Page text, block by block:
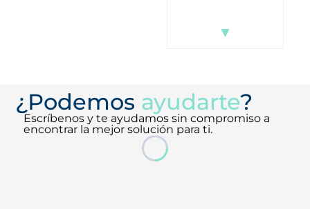
▼
¿Podemos ayudarte?
Escríbenos y te ayudamos sin compromiso a
encontrar la mejor solución para ti.